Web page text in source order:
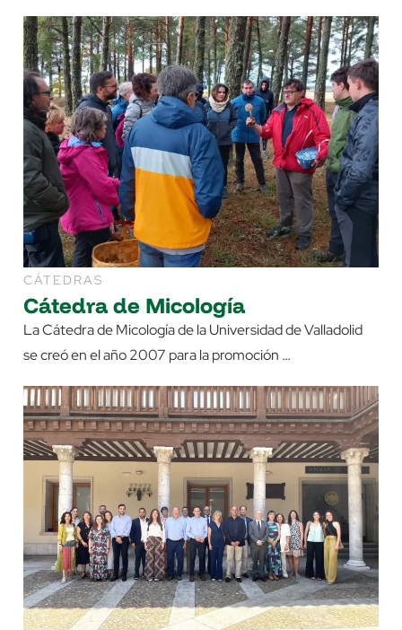
CÁTEDRAS
Cátedra de Micología
La Cátedra de Micología de la Universidad de Valladolid
se creó en el año 2007 para la promoción …